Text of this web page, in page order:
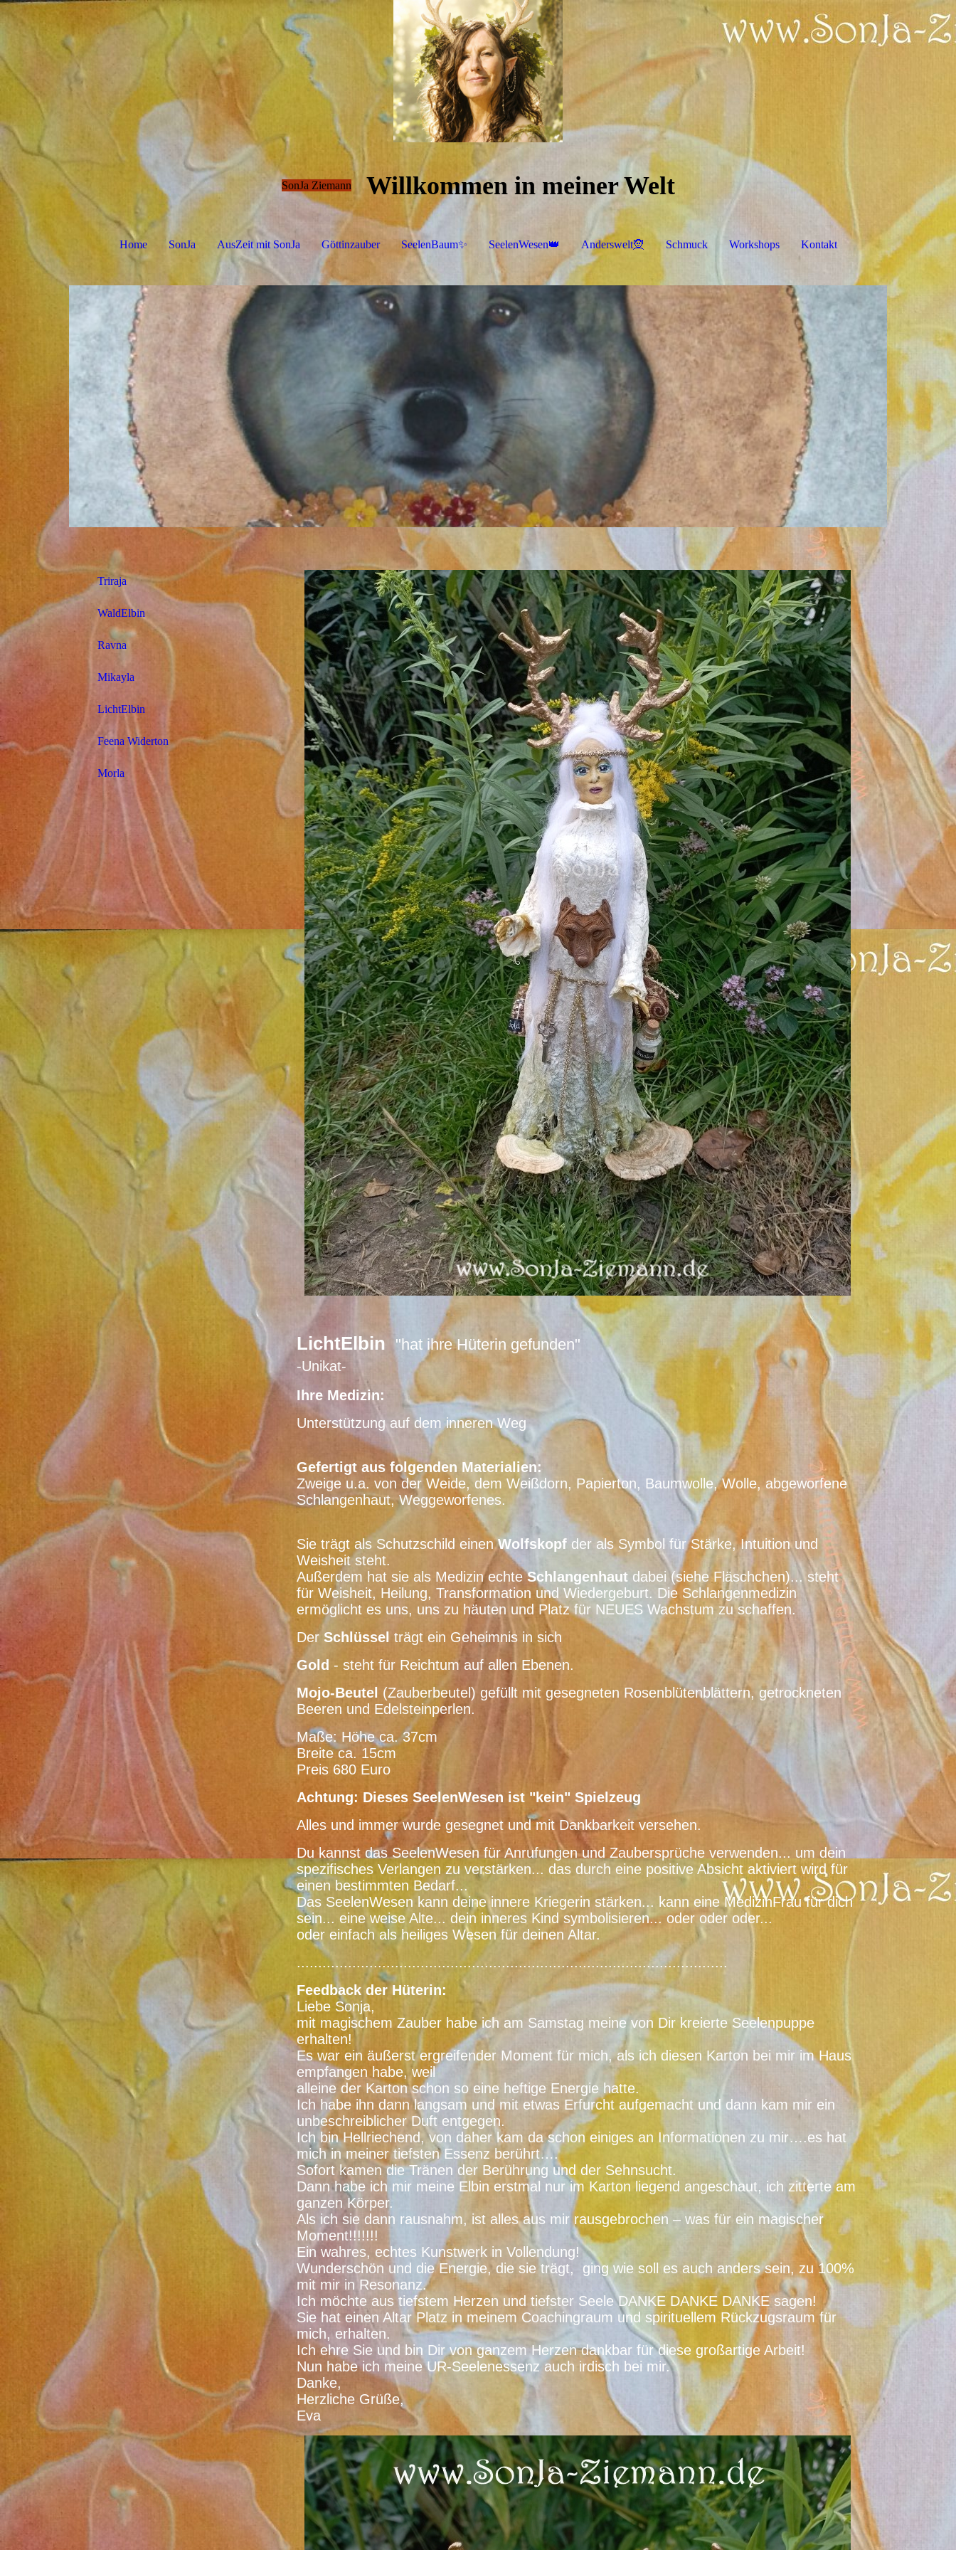
SonJa Ziemann Willkommen in meiner Welt
Home SonJa AusZeit mit SonJa Göttinzauber SeelenBaum✨ SeelenWesen👑 Anderswelt🧝 Schmuck Workshops Kontakt
Triraja
WaldElbin
Ravna
Mikayla
LichtElbin
Feena Widerton
Morla
LichtElbin "hat ihre Hüterin gefunden"
-Unikat-
Ihre Medizin:
Unterstützung auf dem inneren Weg
Gefertigt aus folgenden Materialien:
Zweige u.a. von der Weide, dem Weißdorn, Papierton, Baumwolle, Wolle, abgeworfene
Schlangenhaut, Weggeworfenes.
Sie trägt als Schutzschild einenWolfskopf der als Symbol für Stärke, Intuition und
Weisheit steht.
Außerdem hat sie als Medizin echteSchlangenhaut dabei (siehe Fläschchen)... steht
für Weisheit, Heilung, Transformation und Wiedergeburt. Die Schlangenmedizin
ermöglicht es uns, uns zu häuten und Platz für NEUES Wachstum zu schaffen.
Der Schlüssel trägt ein Geheimnis in sich
Gold - steht für Reichtum auf allen Ebenen.
Mojo-Beutel (Zauberbeutel) gefüllt mit gesegneten Rosenblütenblättern, getrockneten
Beeren und Edelsteinperlen.
Maße: Höhe ca. 37cm
Breite ca. 15cm
Preis 680 Euro
Achtung: Dieses SeelenWesen ist "kein" Spielzeug
Alles und immer wurde gesegnet und mit Dankbarkeit versehen.
Du kannst das SeelenWesen für Anrufungen und Zaubersprüche verwenden... um dein
spezifisches Verlangen zu verstärken... das durch eine positive Absicht aktiviert wird für
einen bestimmten Bedarf...
Das SeelenWesen kann deine innere Kriegerin stärken... kann eine MedizinFrau für dich
sein... eine weise Alte... dein inneres Kind symbolisieren... oder oder oder...
oder einfach als heiliges Wesen für deinen Altar.
.....................................................................................................
Feedback der Hüterin:
Liebe Sonja,
mit magischem Zauber habe ich am Samstag meine von Dir kreierte Seelenpuppe
erhalten!
Es war ein äußerst ergreifender Moment für mich, als ich diesen Karton bei mir im Haus
empfangen habe, weil
alleine der Karton schon so eine heftige Energie hatte.
Ich habe ihn dann langsam und mit etwas Erfurcht aufgemacht und dann kam mir ein
unbeschreiblicher Duft entgegen.
Ich bin Hellriechend, von daher kam da schon einiges an Informationen zu mir….es hat
mich in meiner tiefsten Essenz berührt….
Sofort kamen die Tränen der Berührung und der Sehnsucht.
Dann habe ich mir meine Elbin erstmal nur im Karton liegend angeschaut, ich zitterte am
ganzen Körper.
Als ich sie dann rausnahm, ist alles aus mir rausgebrochen – was für ein magischer
Moment!!!!!!!
Ein wahres, echtes Kunstwerk in Vollendung!
Wunderschön und die Energie, die sie trägt, ging wie soll es auch anders sein, zu 100%
mit mir in Resonanz.
Ich möchte aus tiefstem Herzen und tiefster Seele DANKE DANKE DANKE sagen!
Sie hat einen Altar Platz in meinem Coachingraum und spirituellem Rückzugsraum für
mich, erhalten.
Ich ehre Sie und bin Dir von ganzem Herzen dankbar für diese großartige Arbeit!
Nun habe ich meine UR-Seelenessenz auch irdisch bei mir.
Danke,
Herzliche Grüße,
Eva